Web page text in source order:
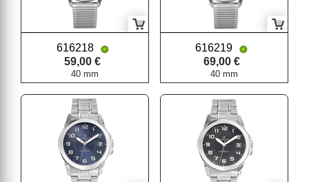
616218
59,00 €
40 mm
616219
69,00 €
40 mm